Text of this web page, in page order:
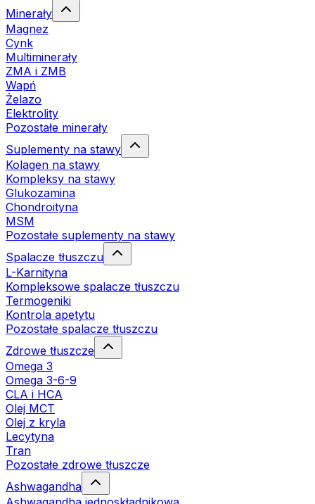
Minerały
Magnez
Cynk
Multiminerały
ZMA i ZMB
Wapń
Żelazo
Elektrolity
Pozostałe minerały
Suplementy na stawy
Kolagen na stawy
Kompleksy na stawy
Glukozamina
Chondroityna
MSM
Pozostałe suplementy na stawy
Spalacze tłuszczu
L-Karnityna
Kompleksowe spalacze tłuszczu
Termogeniki
Kontrola apetytu
Pozostałe spalacze tłuszczu
Zdrowe tłuszcze
Omega 3
Omega 3-6-9
CLA i HCA
Olej MCT
Olej z kryla
Lecytyna
Tran
Pozostałe zdrowe tłuszcze
Ashwagandha